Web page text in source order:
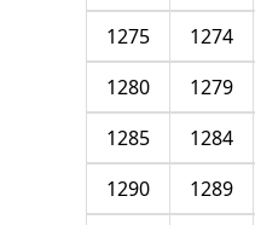
1274
1275
1279
1280
1284
1285
1289
1290